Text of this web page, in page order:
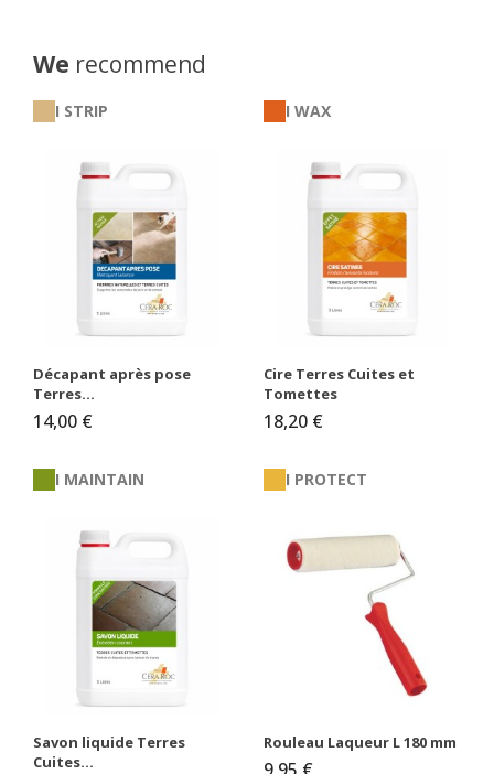
We recommend
I STRIP
Décapant après pose
Terres...
14,00 €
I WAX
Cire Terres Cuites et
Tomettes
18,20 €
I MAINTAIN
Savon liquide Terres
Cuites...
I PROTECT
Rouleau Laqueur L 180 mm